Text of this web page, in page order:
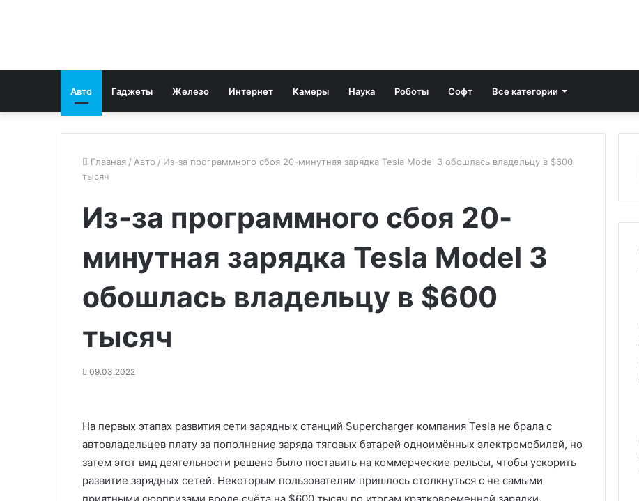
Авто Гаджеты Железо Интернет Камеры Наука Роботы Софт Все категории
Главная / Авто / Из-за программного сбоя 20-минутная зарядка Tesla Model 3 обошлась владельцу в $600
тысяч
Из-за программного сбоя 20-
минутная зарядка Tesla Model 3
обошлась владельцу в $600
тысяч
09.03.2022
На первых этапах развития сети зарядных станций Supercharger компания Tesla не брала с
автовладельцев плату за пополнение заряда тяговых батарей одноимённых электромобилей, но
затем этот вид деятельности решено было поставить на коммерческие рельсы, чтобы ускорить
развитие зарядных сетей. Некоторым пользователям пришлось столкнуться с не самыми